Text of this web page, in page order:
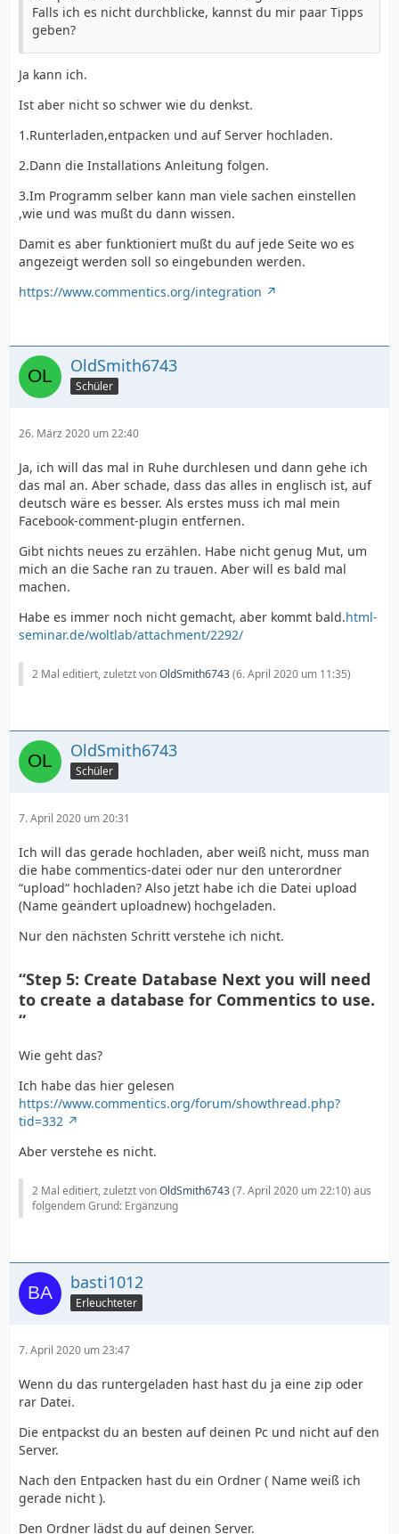
Falls ich es nicht durchblicke, kannst du mir paar Tipps
geben?
Ja kann ich.
Ist aber nicht so schwer wie du denkst.
1.Runterladen,entpacken und auf Server hochladen.
2.Dann die Installations Anleitung folgen.
3.Im Programm selber kann man viele sachen einstellen
,wie und was mußt du dann wissen.
Damit es aber funktioniert mußt du auf jede Seite wo es
angezeigt werden soll so eingebunden werden.
https://www.commentics.org/integration
OldSmith6743
Schüler
26. März 2020 um 22:40
Ja, ich will das mal in Ruhe durchlesen und dann gehe ich
das mal an. Aber schade, dass das alles in englisch ist, auf
deutsch wäre es besser. Als erstes muss ich mal mein
Facebook-comment-plugin entfernen.
Gibt nichts neues zu erzählen. Habe nicht genug Mut, um
mich an die Sache ran zu trauen. Aber will es bald mal
machen.
Habe es immer noch nicht gemacht, aber kommt bald.html-
seminar.de/woltlab/attachment/2292/
2 Mal editiert, zuletzt vonOldSmith6743(6. April 2020 um 11:35)
OldSmith6743
Schüler
7. April 2020 um 20:31
Ich will das gerade hochladen, aber weiß nicht, muss man
die habe commentics-datei oder nur den unterordner
“upload“ hochladen? Also jetzt habe ich die Datei upload
(Name geändert uploadnew) hochgeladen.
Nur den nächsten Schritt verstehe ich nicht.
“Step 5: Create Database Next you will need
to create a database for Commentics to use.
“
Wie geht das?
Ich habe das hier gelesen
https://www.commentics.org/forum/showthread.php?
tid=332
Aber verstehe es nicht.
2 Mal editiert, zuletzt vonOldSmith6743(7. April 2020 um 22:10) aus
folgendem Grund: Ergänzung
basti1012
Erleuchteter
7. April 2020 um 23:47
Wenn du das runtergeladen hast hast du ja eine zip oder
rar Datei.
Die entpackst du an besten auf deinen Pc und nicht auf den
Server.
Nach den Entpacken hast du ein Ordner ( Name weiß ich
gerade nicht ).
Den Ordner lädst du auf deinen Server.